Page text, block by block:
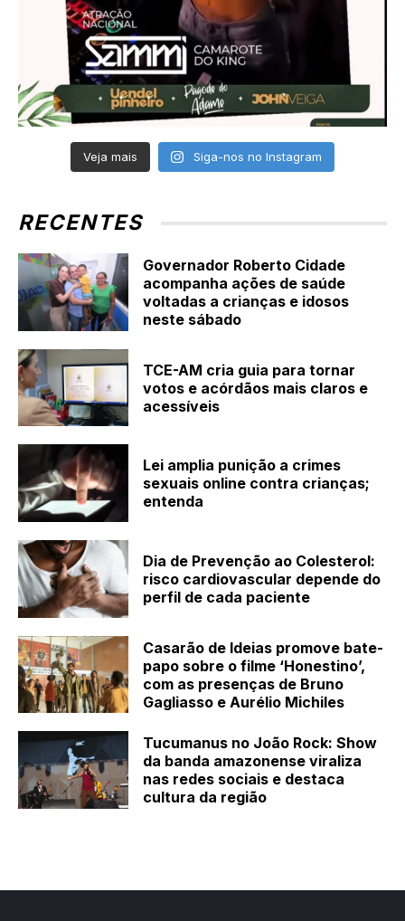
Veja mais Siga-nos no Instagram
RECENTES
Governador Roberto Cidade
acompanha ações de saúde
voltadas a crianças e idosos
neste sábado
TCE-AM cria guia para tornar
votos e acórdãos mais claros e
acessíveis
Lei amplia punição a crimes
sexuais online contra crianças;
entenda
Dia de Prevenção ao Colesterol:
risco cardiovascular depende do
perfil de cada paciente
Casarão de Ideias promove bate-
papo sobre o filme ‘Honestino’,
com as presenças de Bruno
Gagliasso e Aurélio Michiles
Tucumanus no João Rock: Show
da banda amazonense viraliza
nas redes sociais e destaca
cultura da região